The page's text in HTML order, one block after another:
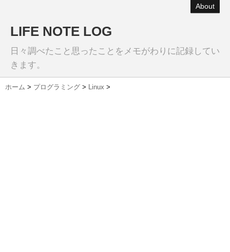
About
LIFE NOTE LOG
日々調べたこと思ったことをメモがわりに記録してい
きます。
ホーム > プログラミング > Linux >